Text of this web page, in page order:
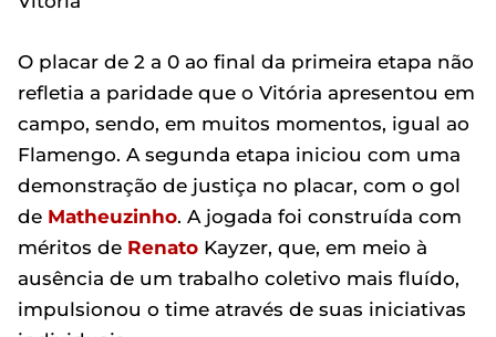
O placar de 2 a 0 ao final da primeira etapa não
refletia a paridade que o Vitória apresentou em
campo, sendo, em muitos momentos, igual ao
Flamengo. A segunda etapa iniciou com uma
demonstração de justiça no placar, com o gol
de Matheuzinho. A jogada foi construída com
méritos de Renato Kayzer, que, em meio à
ausência de um trabalho coletivo mais fluído,
impulsionou o time através de suas iniciativas